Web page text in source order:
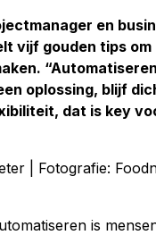
en
vijf gouden tips
oplossing, blijf
dat is key
| Fotografie:
is